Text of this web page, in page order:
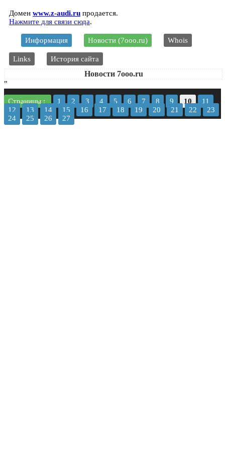
Домен www.z-audi.ru продается.
Нажмите для связи сюда.
Информация Новости (7ooo.ru) Whois
Links История сайта
Новости 7ooo.ru
"
Страницы : 1 2 3 4 5 6 7 8 9 10
11
12
13 14 15 16 17 18 19 20 21 22
23
24
25 26 27